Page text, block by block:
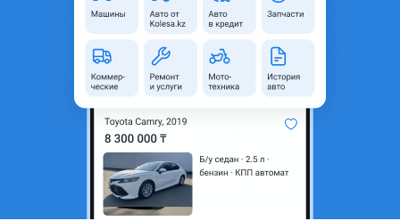
Объявление находится в архиве и может быть
Алматы, Алматинская
1999 - 2003 2 поколение
Минивэн
Объем двигателя, л